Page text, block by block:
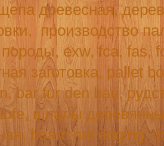
древесная,
производство
exw, fca, fas,
заготовка, pallet
,bar fur den bau,
, шпалы
board not edging,